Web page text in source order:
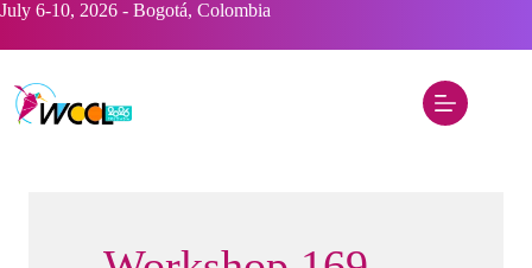
Saltar
contenido
July 6-10, 2026 - Bogotá, Colombia